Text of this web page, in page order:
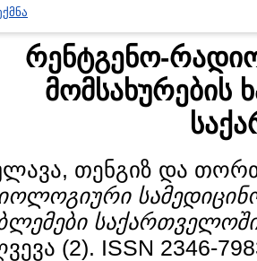
რენტგენო-
მომსახურების
თენგიზ და
(2). ISSN 2346-